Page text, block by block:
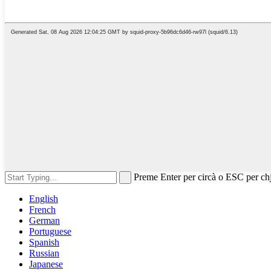
Preme Enter per circà o ESC per
English
French
German
Portuguese
Spanish
Russian
Japanese